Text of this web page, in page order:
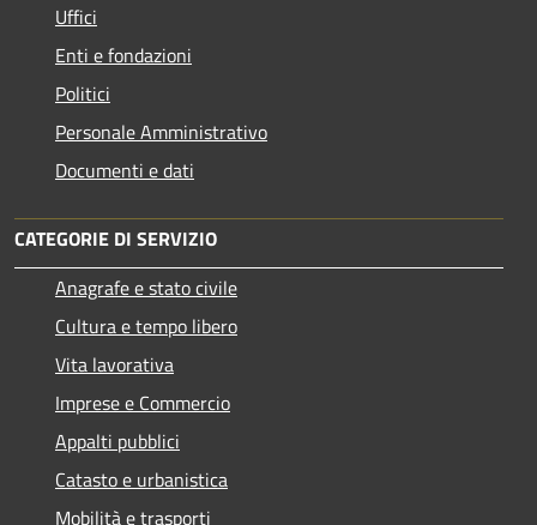
Uffici
Enti e fondazioni
Politici
Personale Amministrativo
Documenti e dati
CATEGORIE DI SERVIZIO
Anagrafe e stato civile
Cultura e tempo libero
Vita lavorativa
Imprese e Commercio
Appalti pubblici
Catasto e urbanistica
Mobilità e trasporti